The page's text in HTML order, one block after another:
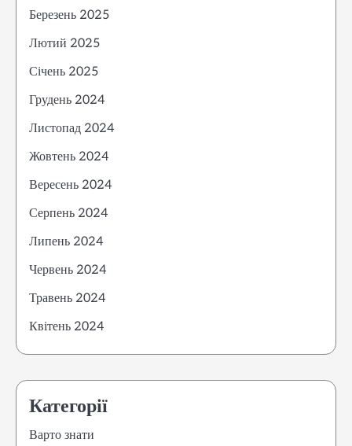
Березень 2025
Лютий 2025
Січень 2025
Грудень 2024
Листопад 2024
Жовтень 2024
Вересень 2024
Серпень 2024
Липень 2024
Червень 2024
Травень 2024
Квітень 2024
Категорії
Варто знати